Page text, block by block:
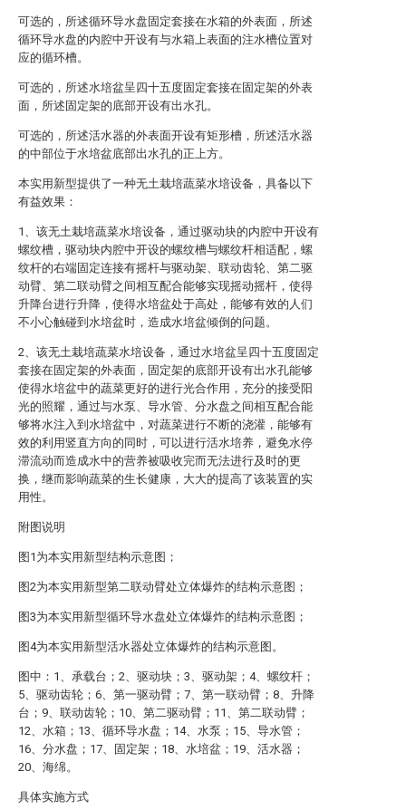
可选的，所述循环导水盘固定套接在水箱的外表面，所述
循环导水盘的内腔中开设有与水箱上表面的注水槽位置对
应的循环槽。
可选的，所述水培盆呈四十五度固定套接在固定架的外表
面，所述固定架的底部开设有出水孔。
可选的，所述活水器的外表面开设有矩形槽，所述活水器
的中部位于水培盆底部出水孔的正上方。
本实用新型提供了一种无土栽培蔬菜水培设备，具备以下
有益效果：
1、该无土栽培蔬菜水培设备，通过驱动块的内腔中开设有
螺纹槽，驱动块内腔中开设的螺纹槽与螺纹杆相适配，螺
纹杆的右端固定连接有摇杆与驱动架、联动齿轮、第二驱
动臂、第二联动臂之间相互配合能够实现摇动摇杆，使得
升降台进行升降，使得水培盆处于高处，能够有效的人们
不小心触碰到水培盆时，造成水培盆倾倒的问题。
2、该无土栽培蔬菜水培设备，通过水培盆呈四十五度固定
套接在固定架的外表面，固定架的底部开设有出水孔能够
使得水培盆中的蔬菜更好的进行光合作用，充分的接受阳
光的照耀，通过与水泵、导水管、分水盘之间相互配合能
够将水注入到水培盆中，对蔬菜进行不断的浇灌，能够有
效的利用竖直方向的同时，可以进行活水培养，避免水停
滞流动而造成水中的营养被吸收完而无法进行及时的更
换，继而影响蔬菜的生长健康，大大的提高了该装置的实
用性。
附图说明
图1为本实用新型结构示意图；
图2为本实用新型第二联动臂处立体爆炸的结构示意图；
图3为本实用新型循环导水盘处立体爆炸的结构示意图；
图4为本实用新型活水器处立体爆炸的结构示意图。
图中：1、承载台；2、驱动块；3、驱动架；4、螺纹杆；
5、驱动齿轮；6、第一驱动臂；7、第一联动臂；8、升降
台；9、联动齿轮；10、第二驱动臂；11、第二联动臂；
12、水箱；13、循环导水盘；14、水泵；15、导水管；
16、分水盘；17、固定架；18、水培盆；19、活水器；
20、海绵。
具体实施方式